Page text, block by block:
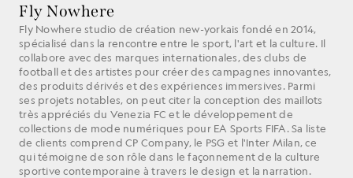
Fly Nowhere
Fly Nowhere studio de création new-yorkais fondé en 2014,
spécialisé dans la rencontre entre le sport, l'art et la culture. Il
collabore avec des marques internationales, des clubs de
football et des artistes pour créer des campagnes innovantes,
des produits dérivés et des expériences immersives. Parmi
ses projets notables, on peut citer la conception des maillots
très appréciés du Venezia FC et le développement de
collections de mode numériques pour EA Sports FIFA. Sa liste
de clients comprend CP Company, le PSG et l'Inter Milan, ce
qui témoigne de son rôle dans le façonnement de la culture
sportive contemporaine à travers le design et la narration.